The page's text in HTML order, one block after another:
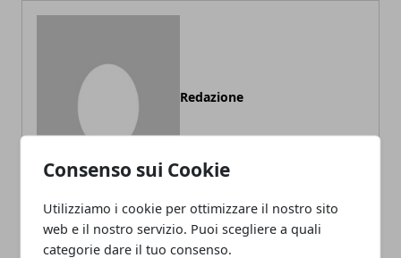
Consenso sui Cookie
Utilizziamo i cookie per ottimizzare il nostro sito
web e il nostro servizio. Puoi scegliere a quali
categorie dare il tuo consenso.
Redazione